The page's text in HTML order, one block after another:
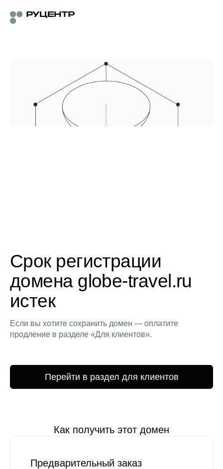
Срок регистрации
домена globe-travel.ru
истек
Если вы хотите сохранить домен — оплатите
продление в разделе «Для клиентов».
Перейти в раздел для клиентов
Как получить этот домен
Предварительный заказ